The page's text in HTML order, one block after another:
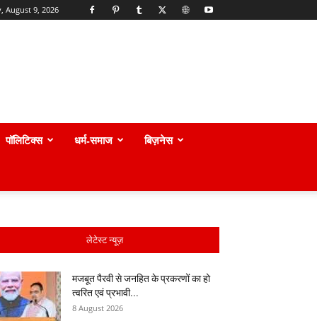
August 9, 2026
पॉलिटिक्स धर्म-समाज बिज़नेस
लेटेस्ट न्यूज़
मजबूत पैरवी से जनहित के प्रकरणों का हो
त्वरित एवं प्रभावी...
8 August 2026